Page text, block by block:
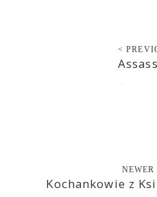
<
NEWER
Kochankowie z